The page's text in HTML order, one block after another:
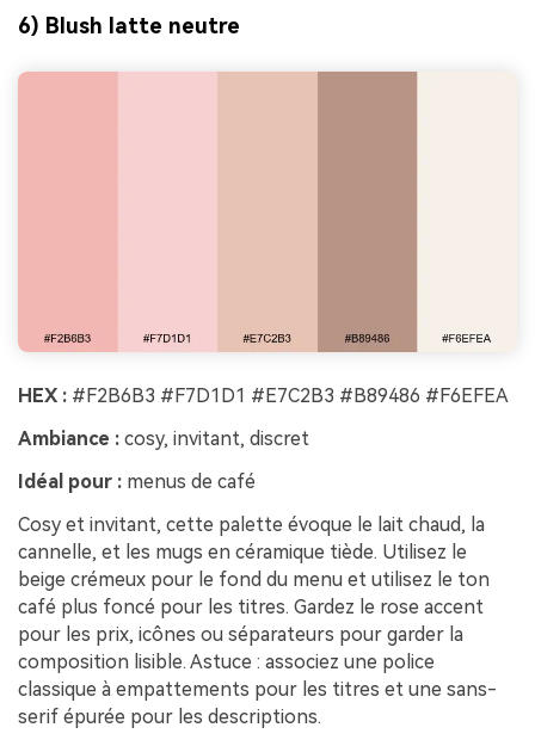
6) Blush latte neutre
HEX : #F2B6B3 #F7D1D1 #E7C2B3 #B89486 #F6EFEA
Ambiance : cosy, invitant, discret
Idéal pour : menus de café
Cosy et invitant, cette palette évoque le lait chaud, la
cannelle, et les mugs en céramique tiède. Utilisez le
beige crémeux pour le fond du menu et utilisez le ton
café plus foncé pour les titres. Gardez le rose accent
pour les prix, icônes ou séparateurs pour garder la
composition lisible. Astuce : associez une police
classique à empattements pour les titres et une sans-
serif épurée pour les descriptions.